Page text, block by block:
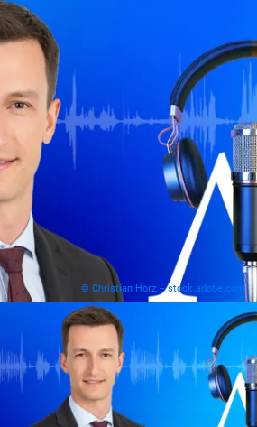
© Christian Horz – stock.adobe.com